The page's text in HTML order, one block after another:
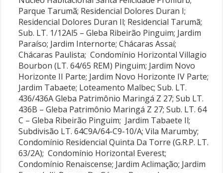
Parque Tarumã; Residencial Dolores Duran I;
Residencial Dolores Duran Il; Residencial Tarumã;
Sub. LT. 1/12Al5 – Gleba Ribeirão Pinguim; Jardim
Paraíso; Jardim Internorte; Chácaras Assaí;
Chácaras Paulista; Condomínio Horizontal Villagio
Bourbon (LT. 64/65 REM) Pinguim; Jardim Novo
Horizonte II Parte; Jardim Novo Horizonte IV Parte;
Jardim Tabaete; Loteamento Malbec; Sub. LT.
436/436A Gleba Patrimônio Maringá Z 27; Sub LT.
436B – Gleba Patrimônio Maringá Z 27; Sub. LT. 64
C – Gleba Ribeirão Pinguim; Jardim Tabaete Il;
Subdivisão LT. 64C9A/64-C9-10/A; Vila Marumby;
Condomínio Residencial Quinta Da Torre (G.R.P. LT.
63/2A); Condomínio Horizontal Everest;
Condomínio Renaiscense; Jardim Aclimação; Jardim